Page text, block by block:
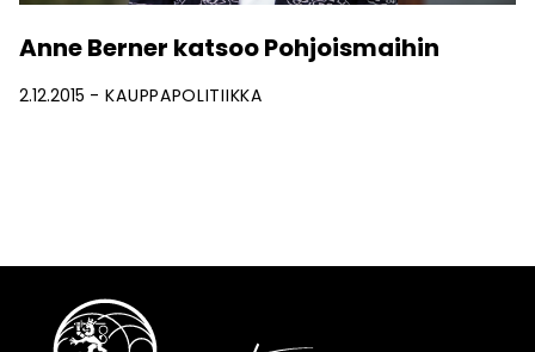
Anne Berner katsoo Pohjoismaihin
2.12.2015 KAUPPAPOLITIIKKA